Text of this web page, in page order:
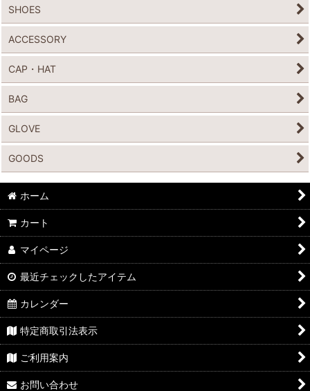
SHOES
ACCESSORY
CAP・HAT
BAG
GLOVE
GOODS
ホーム
カート
マイページ
最近チェックしたアイテム
カレンダー
特定商取引法表示
ご利用案内
お問い合わせ